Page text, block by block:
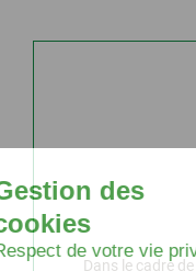
Dans le cadre